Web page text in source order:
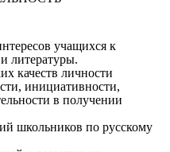
учащихся к
литературы.
качеств личности
инициативности,
в получении
школьников по русскому